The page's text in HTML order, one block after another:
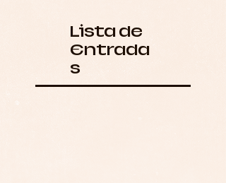
Lista de
Entrada
s